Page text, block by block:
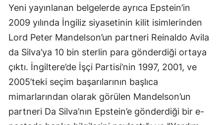
Yeni yayınlanan belgelerde ayrıca Epstein’in
2009 yılında İngiliz siyasetinin kilit isimlerinden
Lord Peter Mandelson’un partneri Reinaldo Avila
da Silva’ya 10 bin sterlin para gönderdiği ortaya
çıktı. İngiltere’de İşçi Partisi’nin 1997, 2001, ve
2005’teki seçim başarılarının başlıca
mimarlarından olarak görülen Mandelson’un
partneri Da Silva’nın Epstein’e gönderdiği bir e-